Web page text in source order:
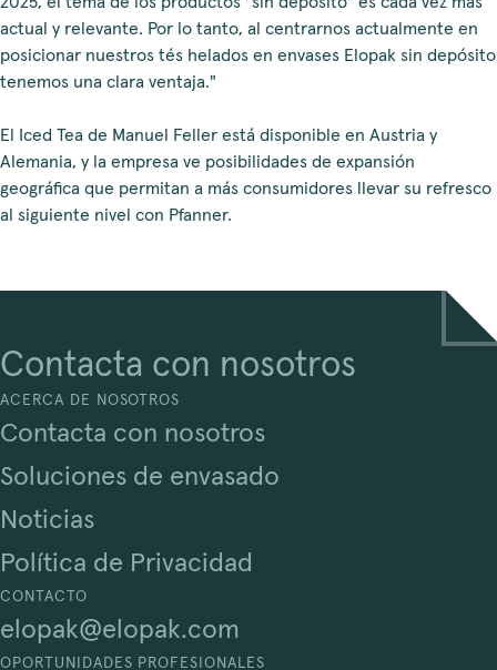
actual y relevante. Por lo tanto, al centrarnos actualmente en
posicionar nuestros tés helados en envases Elopak sin depósito
tenemos una clara ventaja."
El Iced Tea de Manuel Feller está disponible en Austria y
Alemania, y la empresa ve posibilidades de expansión
geográfica que permitan a más consumidores llevar su refresco
al siguiente nivel con Pfanner.
Contacta con nosotros
ACERCA DE NOSOTROS
Contacta con nosotros
Soluciones de envasado
Noticias
Política de Privacidad
CONTACTO
elopak@elopak.com
OPORTUNIDADES PROFESIONALES